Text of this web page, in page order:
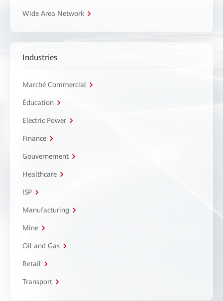
Wide Area Network
Industries
Marché Commercial
Éducation
Electric Power
Finance
Gouvernement
Healthcare
ISP
Manufacturing
Mine
Oil and Gas
Retail
Transport